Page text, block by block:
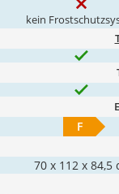
kein
F
‎70 x 112 x 84,5